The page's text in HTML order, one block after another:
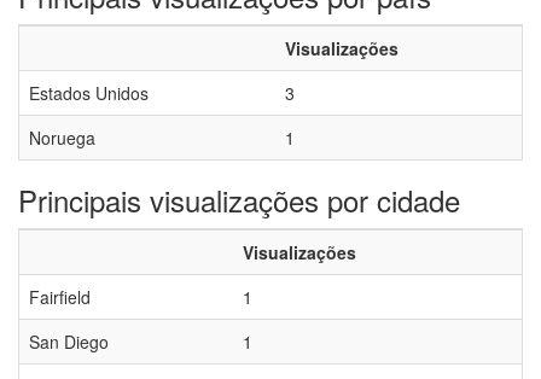
Visualizações
Estados Unidos
3
Noruega
1
Principais visualizações por cidade
Visualizações
Fairfield
1
San Diego
1